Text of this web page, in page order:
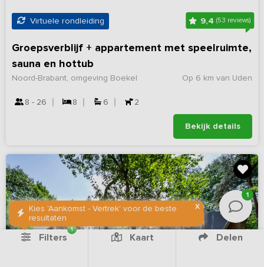
Virtuele rondleiding 9,4 (53 reviews)
Groepsverblijf + appartement met speelruimte,
sauna en hottub
Op 6 km van Uden
Noord-Brabant, omgeving Boekel
8 - 26 8 6 2
Bekijk details
X
Kies 'Aankomst - Vertrek' voor de beste
resultaten
1
Filters
1
Kaart Delen